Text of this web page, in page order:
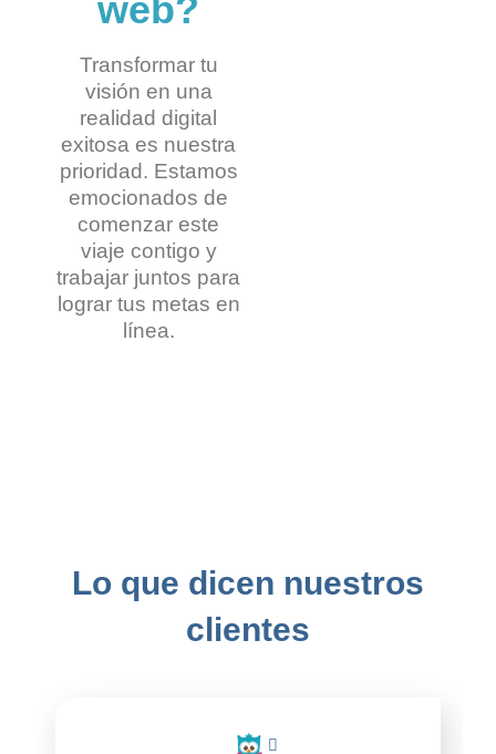
Transformar tu
visión en una
realidad digital
exitosa es nuestra
prioridad. Estamos
emocionados de
comenzar este
viaje contigo y
trabajar juntos para
lograr tus metas en
línea.
Lo que dicen nuestros
clientes